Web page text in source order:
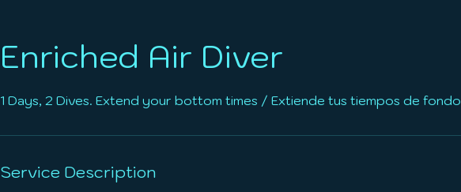
Enriched Air Diver
1 Days, 2 Dives. Extend your bottom times / Extiende tus tiempos de fondo
Service Description